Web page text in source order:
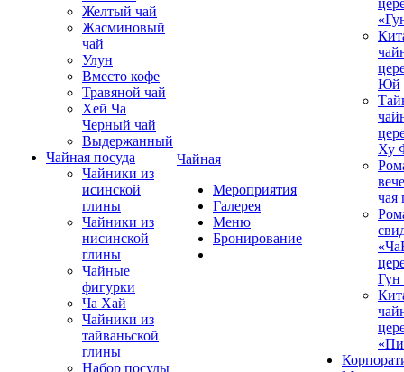
Желтый чай
Жасминовый
чай
Улун
Вместо кофе
Травяной чай
Хей Ча
Черный чай
Выдержанный
Чайная посуда
Чайники из
исинской
глины
Чайники из
нисинской
глины
Чайные
фигурки
Ча Хай
Чайники из
тайваньской
глины
Набор посуды
Чайная
Мероприятия
Галерея
Меню
Бронирование
Юй
Ху